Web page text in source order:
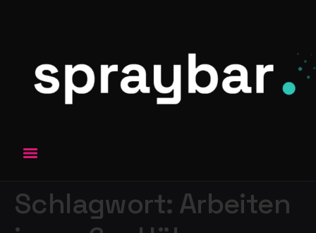
Schlagwort: Arbeiten